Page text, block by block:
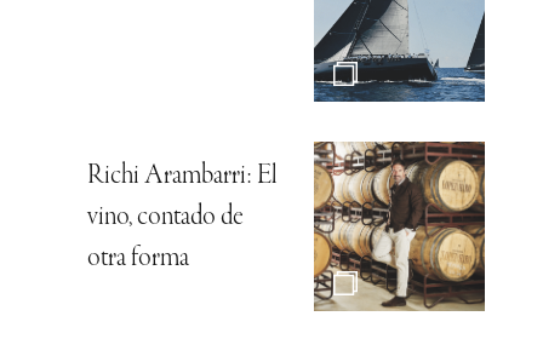
Richi Arambarri: El
vino, contado de
otra forma